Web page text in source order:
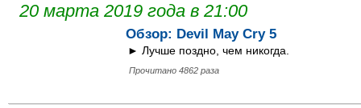
20 марта 2019 года в 21:00
Обзор: Devil May Cry 5
► Лучше поздно, чем никогда.
Прочитано 4862 раза